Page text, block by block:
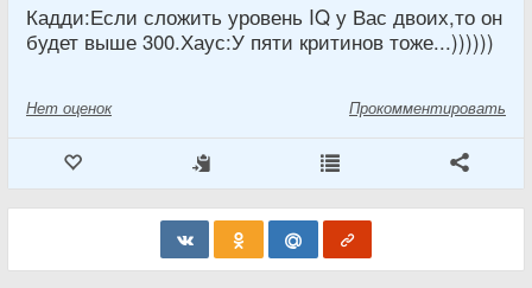
Кадди:Если сложить уровень IQ у Вас двоих,то он
будет выше 300.Хаус:У пяти критинов тоже...))))))
Нет оценок Прокомментировать